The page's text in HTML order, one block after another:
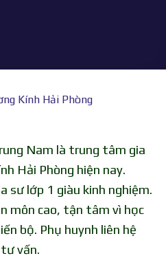
Kính Hải Phòng
Nam là trung tâm gia
Hải Phòng hiện nay.
sư lớp 1 giàu kinh nghiệm.
môn cao, tận tâm vì học
bộ. Phụ huynh liên hệ
vấn.